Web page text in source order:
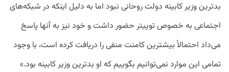
بدترین وزیر کابینه دولت روحانی نبود اما به دلیل اینکه در شبکه‌های
اجتماعی به خصوص توییتر حضور داشت و خود نیز به آنها پاسخ
می‌داد احتمالاً بیشترین کامنت منفی را دریافت کرده است، با وجود
تمامی این موارد نمی‌توانیم بگوییم که او بدترین وزیر کابینه بود.»